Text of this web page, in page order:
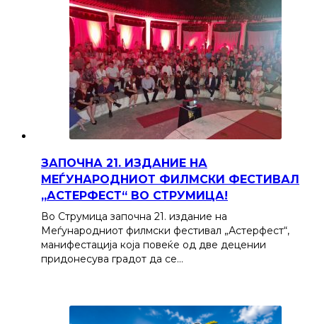
ЗАПОЧНА 21. ИЗДАНИЕ НА
МЕЃУНАРОДНИОТ ФИЛМСКИ ФЕСТИВАЛ
„АСТЕРФЕСТ“ ВО СТРУМИЦА!
Во Струмица започна 21. издание на
Меѓународниот филмски фестивал „Астерфест“,
манифестација која повеќе од две децении
придонесува градот да се…